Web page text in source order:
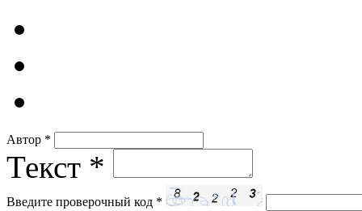
Автор *
Текст *
Введите проверочный код *